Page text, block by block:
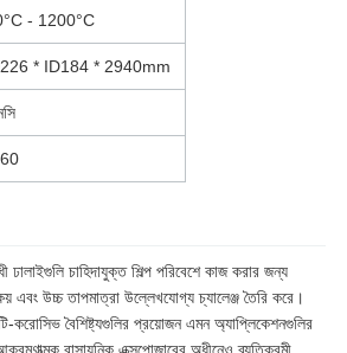
- 1200°C
* ID184 * 2940mm
ঢালাইগুলি চাহিদাযুক্ত শিল্প পরিবেশে কাজ করার জন্য
এবং উচ্চ তাপমাত্রা উল্লেখযোগ্য চ্যালেঞ্জ তৈরি করে।
করোসিভ বৈশিষ্ট্যগুলির প্রয়োজন এমন অ্যাপ্লিকেশনগুলির